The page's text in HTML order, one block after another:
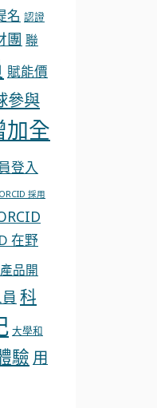
名 認證
團 聯
賦能價
參與
加全
登入
ORCID 採用
在野
產品開
科
大學和
驗 用